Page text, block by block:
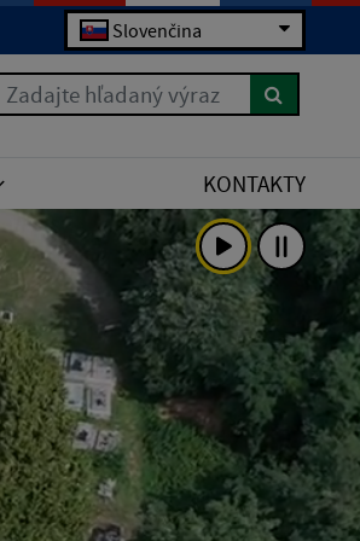
to use near 'order by poradie
Slovenčina
Zadajte hľadaný výraz
KONTAKTY